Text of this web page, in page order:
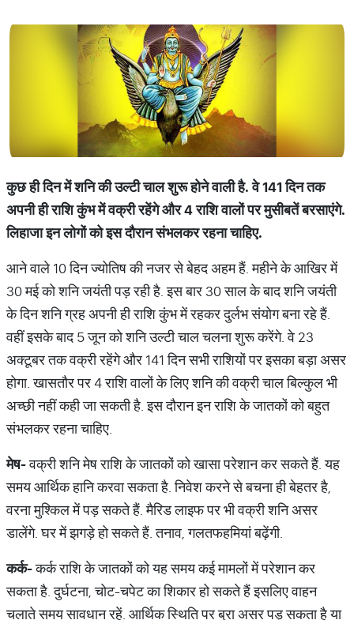
कुछहीदिनमेंशनिकीउल्टीचालशुरूहोनेवालीहै.वे141दिनतक
अपनीहीराशिकुंभमेंवक्रीरहेंगेऔर4राशिवालोंपरमुसीबतेंबरसाएंगे.
लिहाजाइनलोगोंकोइसदौरानसंभलकररहनाचाहिए.
आने वाले 10 दिन ज्‍योतिष की नजर से बेहद अहम हैं. महीने के आखिर में
30 मई को शनि जयंती पड़ रही है. इस बार 30 साल के बाद शनि जयंती
के दिन शनि ग्रह अपनी ही राशि कुंभ में रहकर दुर्लभ संयोग बना रहे हैं.
वहीं इसके बाद 5 जून को शनि उल्टी चाल चलना शुरू करेंगे. वे 23
अक्‍टूबर तक वक्री रहेंगे और 141 दिन सभी राशियों पर इसका बड़ा असर
होगा. खासतौर पर 4 राशि वालों के लिए शनि की वक्री चाल बिल्‍कुल भी
अच्‍छी नहीं कही जा सकती है. इस दौरान इन राशि के जातकों को बहुत
संभलकर रहना चाहिए.
मेष-वक्री शनि मेष राशि के जातकों को खासा परेशान कर सकते हैं. यह
समय आर्थिक हानि करवा सकता है. निवेश करने से बचना ही बेहतर है,
वरना मुश्किल में पड़ सकते हैं. मैरिड लाइफ पर भी वक्री शनि असर
डालेंगे. घर में झगड़े हो सकते हैं. तनाव, गलतफहमियां बढ़ेंगी.
कर्क-कर्क राशि के जातकों को यह समय कई मामलों में परेशान कर
सकता है. दुर्घटना, चोट-चपेट का शिकार हो सकते हैं इसलिए वाहन
चलाते समय सावधान रहें. आर्थिक स्थिति पर बुरा असर पड़ सकता है या